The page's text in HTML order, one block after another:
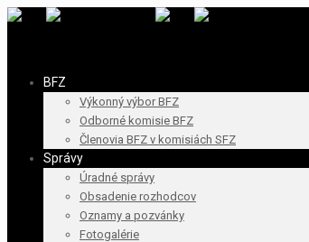
BFZ
Výkonný výbor BFZ
Odborné komisie BFZ
Členovia BFZ v komisiách SFZ
Správy
Úradné správy
Obsadenie rozhodcov
Oznamy a pozvánky
Fotogalérie